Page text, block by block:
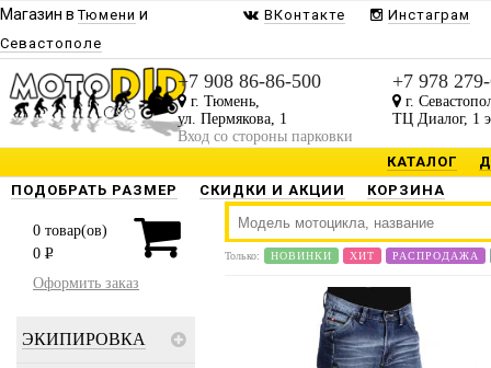
Магазин вТюмени и
Севастополе
ВКонтакте Инстаграм
+7 908 86-86-500
г. Тюмень,
ул. Пермякова, 1
Вход со стороны парковки
+7 978
г.
ТЦ Диалог, 1
КАТАЛОГ
ПОДОБРАТЬ РАЗМЕР
СКИДКИ И АКЦИИ КОРЗИНА
0 товар(ов)
0 P
Оформить заказ
ЭКИПИРОВКА
Только: НОВИНКИ ХИТ РАСПРОДАЖА